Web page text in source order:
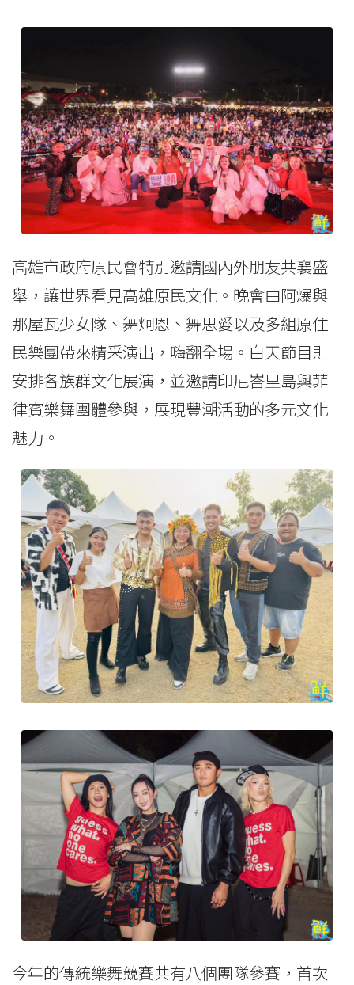
高雄市政府原民會特別邀請國內外朋友共襄盛
舉，讓世界看見高雄原民文化。晚會由阿爆與
那屋瓦少女隊、舞炯恩、舞思愛以及多組原住
民樂團帶來精采演出，嗨翻全場。白天節目則
安排各族群文化展演，並邀請印尼峇里島與菲
律賓樂舞團體參與，展現豐潮活動的多元文化
魅力。
今年的傳統樂舞競賽共有八個團隊參賽，首次